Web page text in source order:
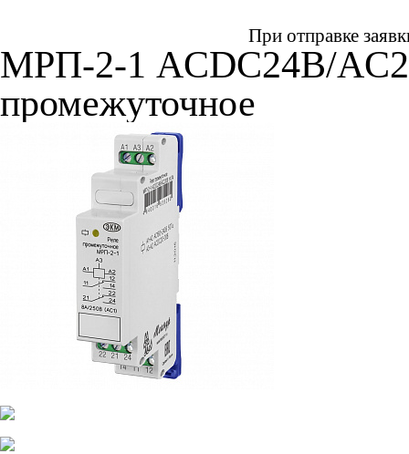
При отправке
МРП-2-1 ACDC24В/
промежуточное